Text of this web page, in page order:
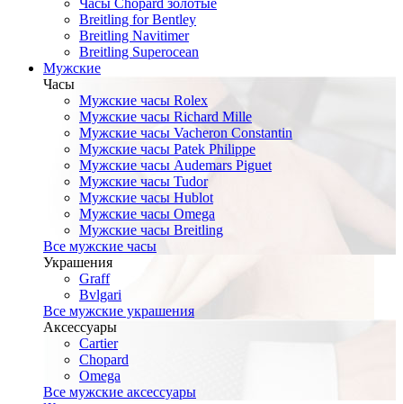
Часы Сhopard золотые
Breitling for Bentley
Breitling Navitimer
Breitling Superocean
Мужские
Часы
Мужские часы Rolex
Мужские часы Richard Mille
Мужские часы Vacheron Constantin
Мужские часы Patek Philippe
Мужские часы Audemars Piguet
Мужские часы Tudor
Мужские часы Hublot
Мужские часы Omega
Мужские часы Breitling
Все мужские часы
Украшения
Graff
Bvlgari
Все мужские украшения
Аксессуары
Cartier
Chopard
Omega
Все мужские аксессуары